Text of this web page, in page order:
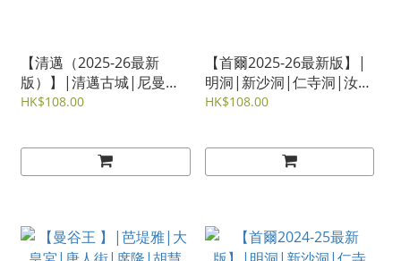
【清邁（2025-26最新
版）】|清邁古城|尼曼商
圈|素帖|杭東|媚南河畔|
HK$108.00
【首爾2025-26最新版】|
明洞|新沙洞|仁寺洞|汝矣
島|東大門|江原道|京畿
HK$108.00